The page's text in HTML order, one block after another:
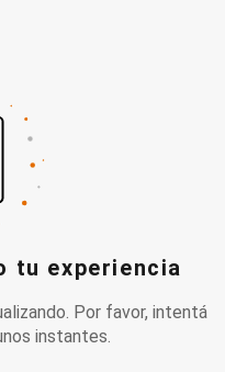
tu experiencia
Por favor, intentá
instantes.